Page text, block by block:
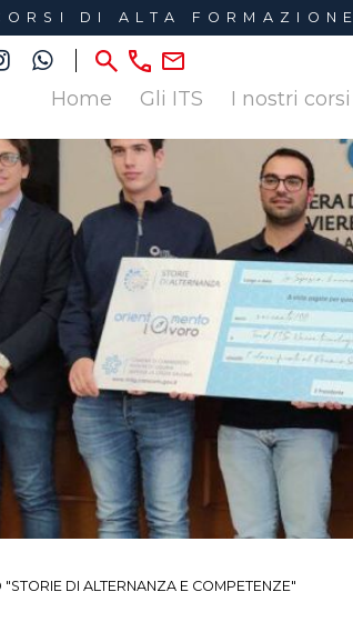
DI ALTA
Home Gli ITS I nostri corsi
DI ALTERNANZA E COMPETENZE"